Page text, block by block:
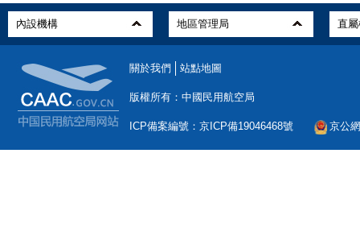
關於我們 站點地圖
版權所有：中國民用航空局
ICP備案編號：京ICP備19046468號 京公